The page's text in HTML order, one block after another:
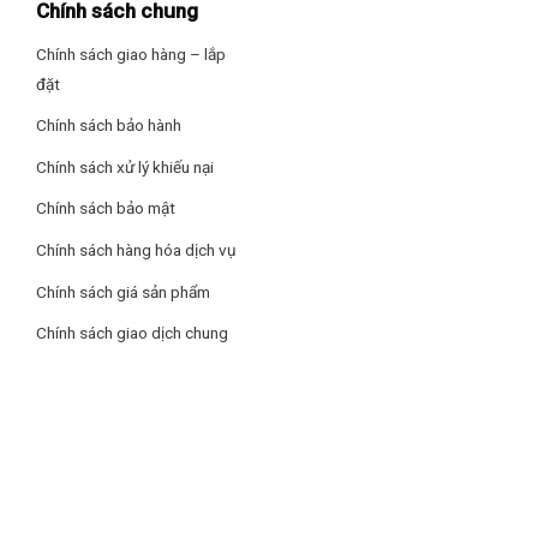
Chính sách chung
Chính sách giao hàng – lắp
đặt
Chính sách bảo hành
Chính sách xử lý khiếu nại
Chính sách bảo mật
Chính sách hàng hóa dịch vụ
Chính sách giá sản phẩm
Chính sách giao dịch chung